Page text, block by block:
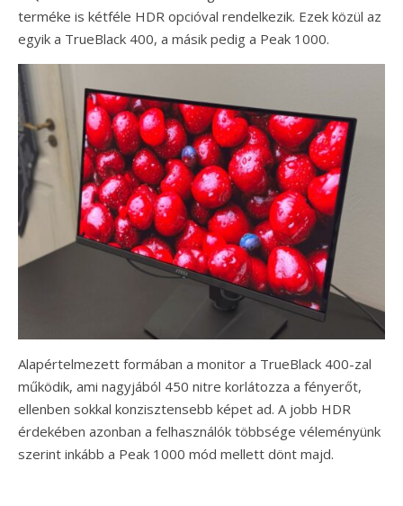
terméke is kétféle HDR opcióval rendelkezik. Ezek közül az
egyik a TrueBlack 400, a másik pedig a Peak 1000.
Alapértelmezett formában a monitor a TrueBlack 400-zal
működik, ami nagyjából 450 nitre korlátozza a fényerőt,
ellenben sokkal konzisztensebb képet ad. A jobb HDR
érdekében azonban a felhasználók többsége véleményünk
szerint inkább a Peak 1000 mód mellett dönt majd.